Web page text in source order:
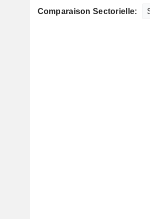
Comparaison Sectorielle: